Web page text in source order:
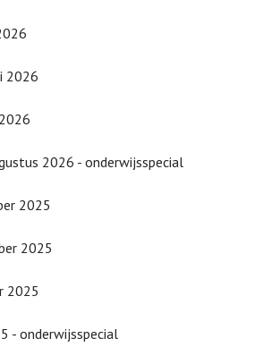
2026
2026 - onderwijsspecial
2025
2025
2025
- onderwijsspecial